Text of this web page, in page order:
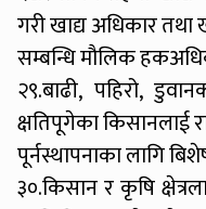
गरी खाद्य अधिकार तथा
सम्बन्धि मौलिक
२९.बाढी, पहिरो,
क्षतिपूगेका किसानलाई
पूर्नस्थापनाका लागि
३०.किसान र कृषि